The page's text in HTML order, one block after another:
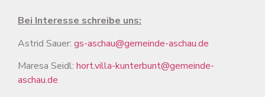
Bei Interesse schreibe uns:
Astrid Sauer: gs-aschau@gemeinde-aschau.de
Maresa Seidl: hort.villa-kunterbunt@gemeinde-
aschau.de